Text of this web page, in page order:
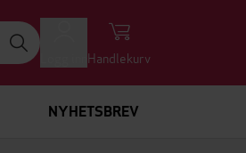
Handlekurv
NYHETSBREV